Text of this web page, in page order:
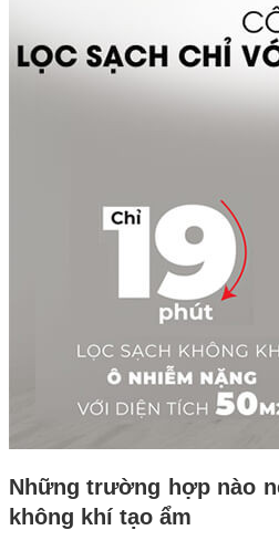
Những trường hợp nào
không khí tạo ẩm